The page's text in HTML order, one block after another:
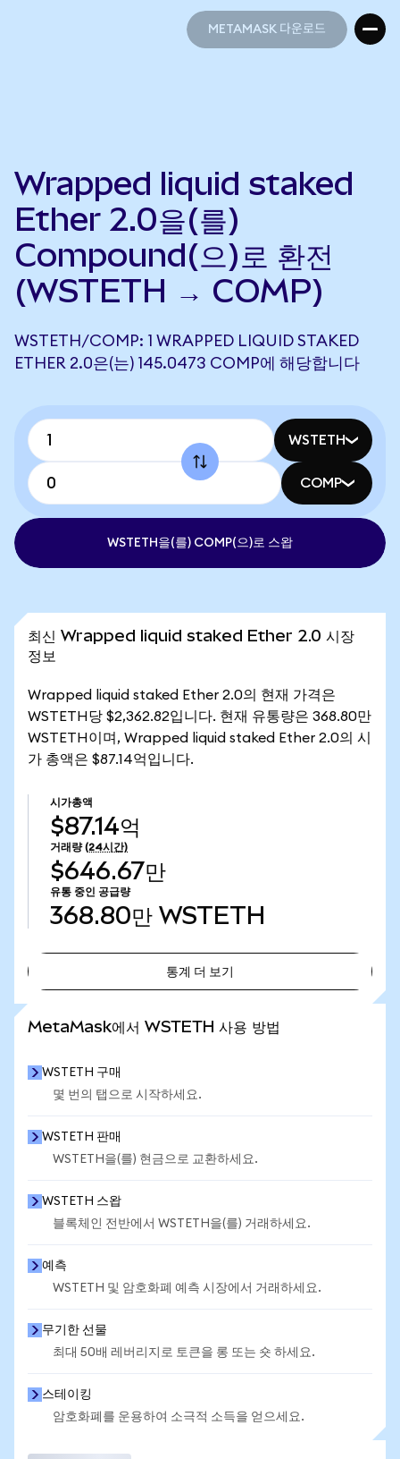
METAMASK 다운로드
Wrapped liquid staked
Ether 2.0을(를)
Compound(으)로 환전
(WSTETH → COMP)
WSTETH/COMP: 1 WRAPPED LIQUID STAKED
ETHER 2.0은(는) 145.0473 COMP에 해당합니다
WSTETH
COMP
WSTETH을(를) COMP(으)로 스왑
최신 Wrapped liquid staked Ether 2.0 시장
정보
Wrapped liquid staked Ether 2.0의 현재 가격은
WSTETH당 $2,362.82입니다. 현재 유통량은 368.80만
WSTETH이며, Wrapped liquid staked Ether 2.0의 시
가 총액은 $87.14억입니다.
시가총액
$87.14억
거래량 (24시간)
$646.67만
유통 중인 공급량
368.80만 WSTETH
통계 더 보기
MetaMask에서 WSTETH 사용 방법
WSTETH 구매
몇 번의 탭으로 시작하세요.
WSTETH 판매
WSTETH을(를) 현금으로 교환하세요.
WSTETH 스왑
블록체인 전반에서 WSTETH을(를) 거래하세요.
예측
WSTETH 및 암호화폐 예측 시장에서 거래하세요.
무기한 선물
최대 50배 레버리지로 토큰을 롱 또는 숏 하세요.
스테이킹
암호화폐를 운용하여 소극적 소득을 얻으세요.